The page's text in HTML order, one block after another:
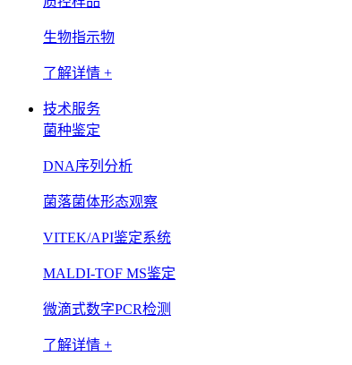
生物指示物
了解详情 +
技术服务
菌种鉴定
DNA序列分析
菌落菌体形态观察
VITEK/API鉴定系统
MALDI-TOF MS鉴定
微滴式数字PCR检测
了解详情 +